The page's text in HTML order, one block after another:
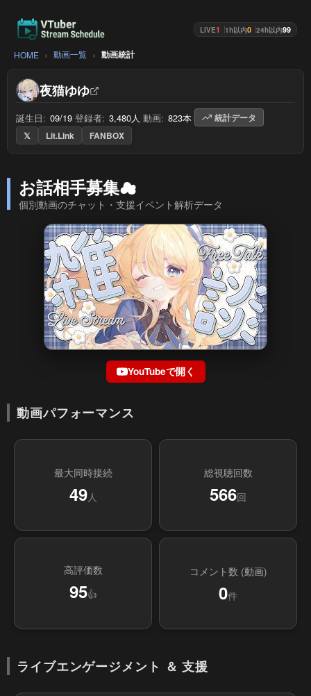
LIVE1 1h以内0 24h以内99
HOME 動画一覧 動画統計
夜猫ゆゆ
誕生日: 09/19 登録者: 3,480人 動画: 823本
統計データ
𝕏
Lit.Link FANBOX
お話相手募集☁
個別動画のチャット・支援イベント解析データ
YouTubeで開く
動画パフォーマンス
最大同時接続
49人
総視聴回数
566回
高評価数
95👍
コメント数 (動画)
0件
ライブエンゲージメント ＆ 支援